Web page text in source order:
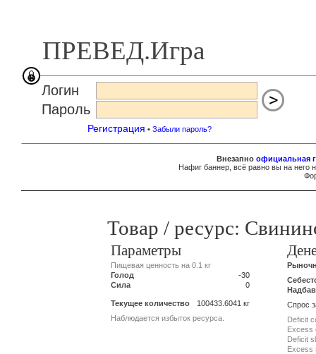
ПРЕВЕД.Игра
Логин
Пароль
Регистрация • Забыли пароль?
Внезапно официальная
Нафиг баннер, всё равно вы на
Товар / ресурс:
Параметры
Пищевая ценность на 0.1 кг
Голод
-30
Сила
0
Текущее количество
100433.6041 кг
Наблюдается избыток ресурса.
Спрос
Deficit
Excess
Deficit
Excess